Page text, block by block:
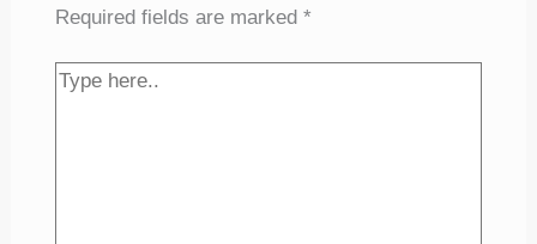
Required fields are marked *
Type